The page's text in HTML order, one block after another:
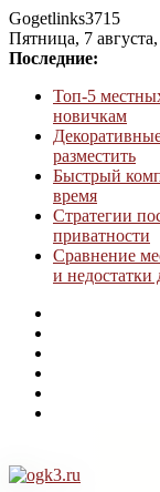
Gogetlinks3715
Пятница, 7
Последние:
Топ-5
новичкам
разместить
Быстрый
время
Стратегии
приватности
Сравнение
и недостатки